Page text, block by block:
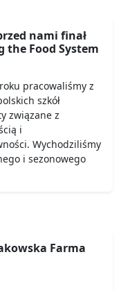
nami finał
the Food System
pracowaliśmy z
szkół
związane z
i
Wychodziliśmy
i sezonowego
Farma